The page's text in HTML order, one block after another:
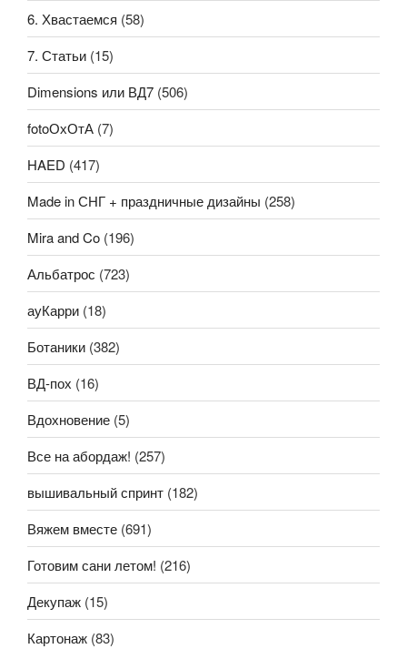
6. Хвастаемся (58)
7. Статьи (15)
Dimensions или ВД7 (506)
fotoОхОтА (7)
HAED (417)
Made in СНГ + праздничные дизайны (258)
Mira and Co (196)
Альбатрос (723)
ауКарри (18)
Ботаники (382)
ВД-пох (16)
Вдохновение (5)
Все на абордаж! (257)
вышивальный спринт (182)
Вяжем вместе (691)
Готовим сани летом! (216)
Декупаж (15)
Картонаж (83)